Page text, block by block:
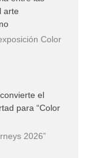
arte
Color
el
para “Color
2026”